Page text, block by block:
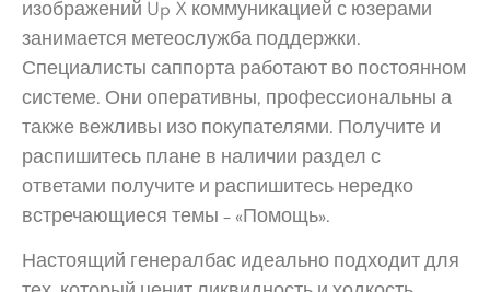
изображений Up X коммуникацией с юзерами
занимается метеослужба поддержки.
Специалисты саппорта работают во постоянном
системе. Они оперативны, профессиональны а
также вежливы изо покупателями. Получите и
распишитесь плане в наличии раздел с
ответами получите и распишитесь нередко
встречающиеся темы – «Помощь».
Настоящий генералбас идеально подходит для